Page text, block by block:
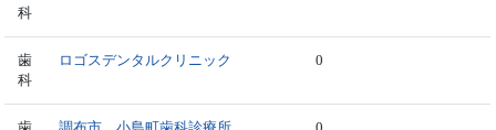
科
歯
科
ロゴスデンタルクリニック 0